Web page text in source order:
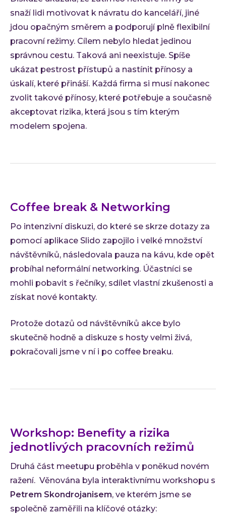
snaží lidi motivovat k návratu do kanceláří, jiné
jdou opačným směrem a podporují plně flexibilní
pracovní režimy. Cílem nebylo hledat jedinou
správnou cestu. Taková ani neexistuje. Spíše
ukázat pestrost přístupů a nastínit přínosy a
úskalí, které přináší. Každá firma si musí nakonec
zvolit takové přínosy, které potřebuje a současně
akceptovat rizika, která jsou s tím kterým
modelem spojena.
Coffee break & Networking
Po intenzivní diskuzi, do které se skrze dotazy za
pomocí aplikace Slido zapojilo i velké množství
návštěvníků, následovala pauza na kávu, kde opět
probíhal neformální networking. Účastníci se
mohli pobavit s řečníky, sdílet vlastní zkušenosti a
získat nové kontakty.
Protože dotazů od návštěvníků akce bylo
skutečně hodně a diskuze s hosty velmi živá,
pokračovali jsme v ní i po coffee breaku.
Workshop: Benefity a rizika
jednotlivých pracovních režimů
Druhá část meetupu proběhla v poněkud novém
ražení. Věnována byla interaktivnímu workshopu s
Petrem Skondrojanisem, ve kterém jsme se
společně zaměřili na klíčové otázky: